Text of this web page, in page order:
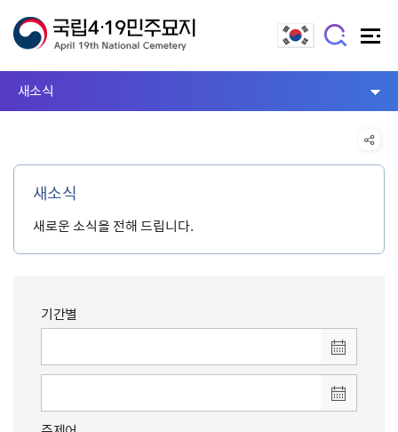
새소식
새소식
새로운 소식을 전해 드립니다.
기간별